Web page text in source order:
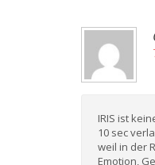
IRIS ist
10 sec
weil in der
Emotion,